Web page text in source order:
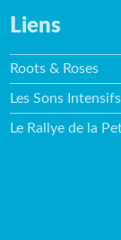
Liens
Roots & Roses
Les Sons Intensifs
Le Rallye de la